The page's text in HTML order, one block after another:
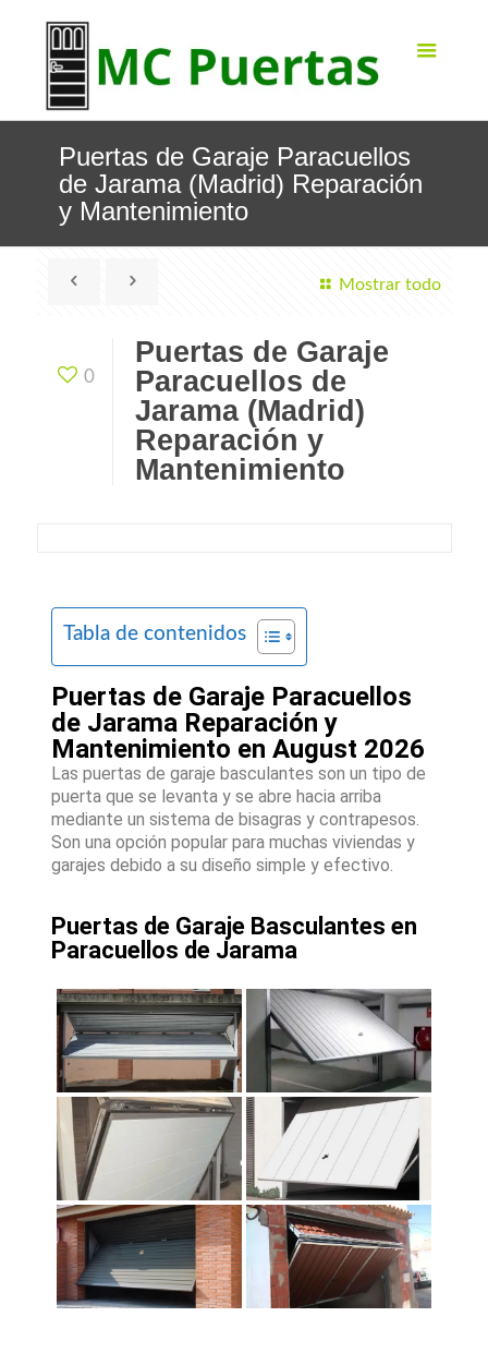
Puertas de Garaje Paracuellos
de Jarama (Madrid) Reparación
y Mantenimiento
Mostrar todo
0
Puertas de Garaje
Paracuellos de
Jarama (Madrid)
Reparación y
Mantenimiento
Tabla de contenidos
Puertas de Garaje Paracuellos
de Jarama Reparación y
Mantenimiento en August 2026
Las puertas de garaje basculantes son un tipo de
puerta que se levanta y se abre hacia arriba
mediante un sistema de bisagras y contrapesos.
Son una opción popular para muchas viviendas y
garajes debido a su diseño simple y efectivo.
Puertas de Garaje Basculantes en
Paracuellos de Jarama